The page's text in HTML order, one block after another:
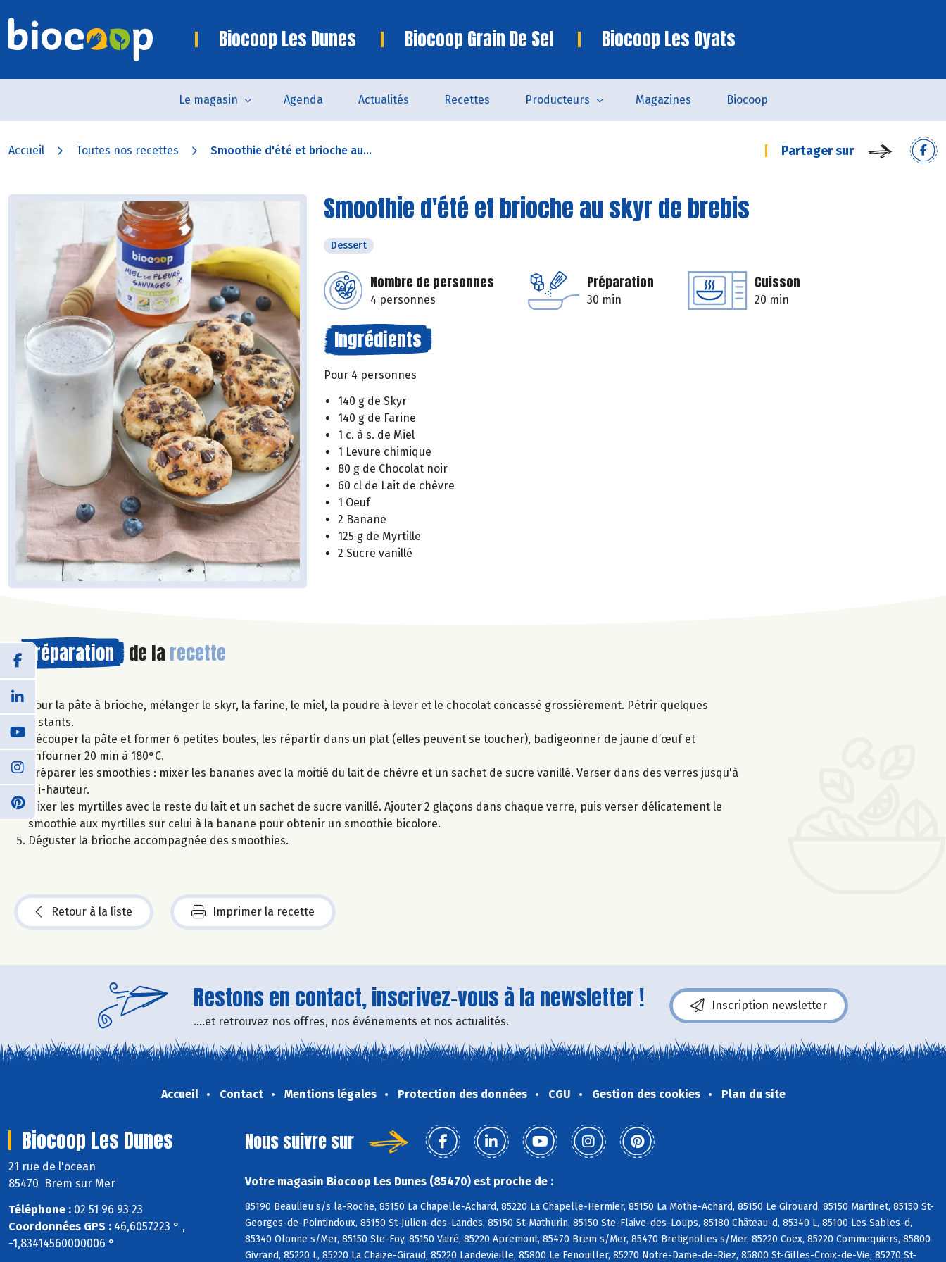
Biocoop Les Dunes Biocoop Grain De Sel Biocoop Les Oyats
Le magasin Agenda Actualités Recettes Producteurs Magazines Biocoop
Accueil Toutes nos recettes Smoothie d'été et brioche au... Partager sur
Smoothie d'été et brioche au skyr de brebis
Dessert
Nombre de personnes
4 personnes
Préparation
30 min
Cuisson
20 min
Ingrédients
Pour 4 personnes
140 g de Skyr
140 g de Farine
1 c. à s. de Miel
1 Levure chimique
80 g de Chocolat noir
60 cl de Lait de chèvre
1 Oeuf
2 Banane
125 g de Myrtille
2 Sucre vanillé
Préparation de la recette
Pour la pâte à brioche, mélanger le skyr, la farine, le miel, la poudre à lever et le chocolat concassé grossièrement. Pétrir quelques
instants.
Découper la pâte et former 6 petites boules, les répartir dans un plat (elles peuvent se toucher), badigeonner de jaune d’œuf et
enfourner 20 min à 180°C.
Préparer les smoothies : mixer les bananes avec la moitié du lait de chèvre et un sachet de sucre vanillé. Verser dans des verres jusqu'à
mi-hauteur.
Mixer les myrtilles avec le reste du lait et un sachet de sucre vanillé. Ajouter 2 glaçons dans chaque verre, puis verser délicatement le
smoothie aux myrtilles sur celui à la banane pour obtenir un smoothie bicolore.
Déguster la brioche accompagnée des smoothies.
Retour à la liste Imprimer la recette
Restons en contact, inscrivez-vous à la newsletter !
....et retrouvez nos offres, nos événements et nos actualités.
Inscription newsletter
Accueil Contact Mentions légales Protection des données CGU Gestion des cookies Plan du site
Biocoop Les Dunes
21 rue de l'ocean
85470 Brem sur Mer
Téléphone : 02 51 96 93 23
Coordonnées GPS : 46,6057223 ° ,
-1,83414560000006 °
Nous suivre sur
Votre magasin Biocoop Les Dunes (85470) est proche de :
85190 Beaulieu s/s la-Roche, 85150 La Chapelle-Achard, 85220 La Chapelle-Hermier, 85150 La Mothe-Achard, 85150 Le Girouard, 85150 Martinet, 85150 St-
Georges-de-Pointindoux, 85150 St-Julien-des-Landes, 85150 St-Mathurin, 85150 Ste-Flaive-des-Loups, 85180 Château-d, 85340 L, 85100 Les Sables-d,
85340 Olonne s/Mer, 85150 Ste-Foy, 85150 Vairé, 85220 Apremont, 85470 Brem s/Mer, 85470 Bretignolles s/Mer, 85220 Coëx, 85220 Commequiers, 85800
Givrand, 85220 L, 85220 La Chaize-Giraud, 85220 Landevieille, 85800 Le Fenouiller, 85270 Notre-Dame-de-Riez, 85800 St-Gilles-Croix-de-Vie, 85270 St-